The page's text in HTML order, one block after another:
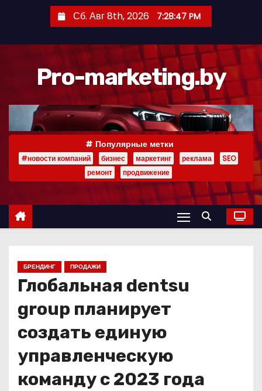
р
Сб. Авг 8th, 2026 7:28:48 PM
Pro-marketing.by
Популярные метки
#новости компаний бизнес маркетинг реклама
SEO
ремонт
продвижение
БРЕНДИНГ ПРОДАЖИ
Глобальная dentsu
group планирует
создать единую
управленческую
команду с 2023 года